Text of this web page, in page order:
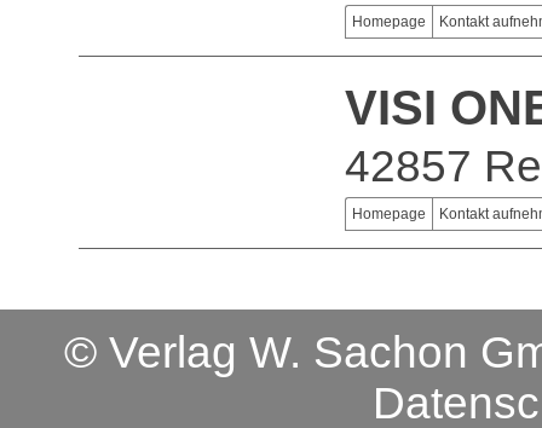
Homepage Kontakt
VISI
42857
Homepage Kontakt
© Verlag W. Sachon